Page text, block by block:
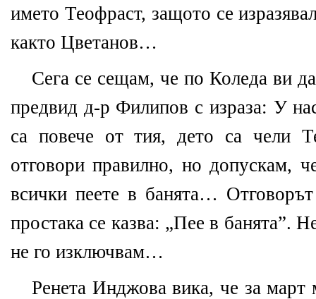
името Теофраст, защото се
както Цветанов…
Сега се сещам, че по Коледа ви
предвид д-р Филипов с израза: У
са повече от тия, дето са чели
отговори правилно, но допускам,
всички пеете в банята…
простака се казва: „Пее в банята”.
не го изключвам…
Ренета Инджова вика, че за март